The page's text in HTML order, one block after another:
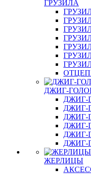
ГРУЗИЛА
ДЖИГ-
ДЖИГ-
ДЖИГ-
ДЖИГ-
ДЖИГ-
ДЖИГ-
ЖЕРЛИЦЫ